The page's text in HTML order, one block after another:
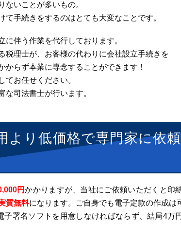
ないことが多いもの。
手続きをするのはとても大変なことです。
伴う作業を代行しております。
税理士が、お客様の代わりに会社設立手続きを
らず本業に専念することができます！
てお任せください。
司法書士が行います。
より低価格で専門家に依
円かかりますが、当社にご依頼いただくと印
質無料になります。ご自身でも電子定款の作成は
子署名ソフトを用意しなければならず、結局4万